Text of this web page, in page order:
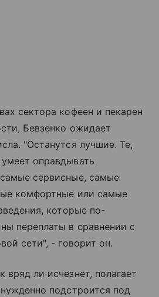
сектора кофеен и пекарен
Бевзенко ожидает
"Останутся лучшие. Те,
оправдывать
сервисные, самые
комфортные или самые
которые по-
переплаты в сравнении с
сети", - говорит он.
ли исчезнет, полагает
подстроится под